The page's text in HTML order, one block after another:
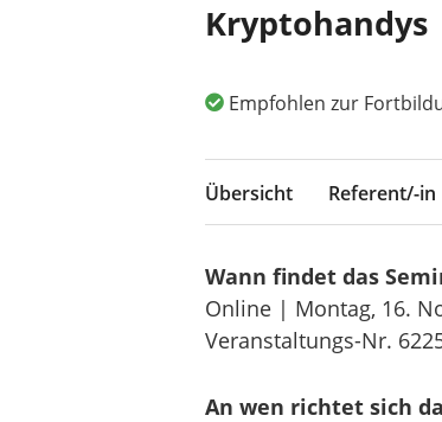
Kryptohandys
Empfohlen zur
Übersicht Referent/-in
Wann findet das
Online | Montag, 16.
Veranstaltungs-Nr.
An wen richtet sich